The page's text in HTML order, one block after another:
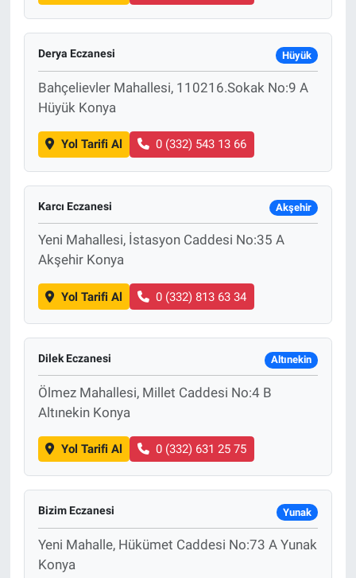
Derya Eczanesi Hüyük
Bahçelievler Mahallesi, 110216.Sokak No:9 A
Hüyük Konya
Yol Tarifi Al 0 (332) 543 13 66
Karcı Eczanesi Akşehir
Yeni Mahallesi, İstasyon Caddesi No:35 A
Akşehir Konya
Yol Tarifi Al 0 (332) 813 63 34
Dilek Eczanesi Altınekin
Ölmez Mahallesi, Millet Caddesi No:4 B
Altınekin Konya
Yol Tarifi Al 0 (332) 631 25 75
Bizim Eczanesi Yunak
Yeni Mahalle, Hükümet Caddesi No:73 A Yunak
Konya